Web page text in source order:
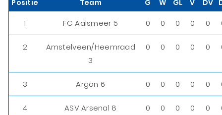
Positie Team G W GL V DV
1 FC Aalsmeer 5 0 0 0 0 0
2
Amstelveen/Heemraad
3
0 0 0 0 0
3 Argon 6 0 0 0 0 0
4 ASV Arsenal 8 0 0 0 0 0